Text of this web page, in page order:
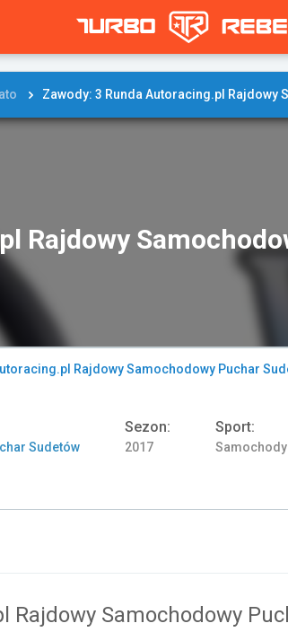
Zawody: 3 Runda Autoracing.pl Rajdowy
Rajdowy
Rajdowy Samochodowy Puchar
Sudetów
Sezon:
2017
Sport:
Samochody
Rajdowy Samochodowy